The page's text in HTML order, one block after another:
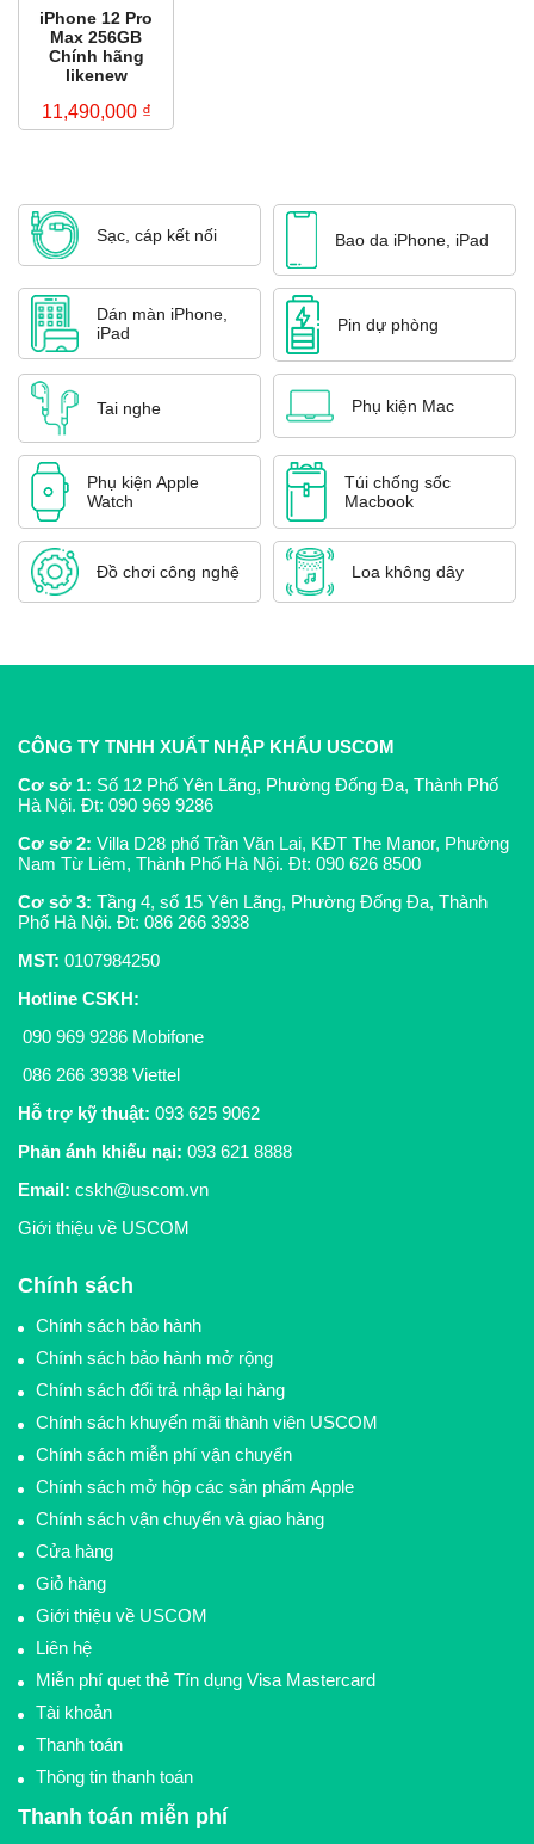
iPhone 12 Pro
Max 256GB
Chính hãng
likenew
11,490,000 ₫
Sạc, cáp kết nối Bao da iPhone, iPad
Dán màn iPhone,
iPad
Pin dự phòng
Tai nghe Phụ kiện Mac
Phụ kiện Apple
Watch
Túi chống sốc
Macbook
Đồ chơi công nghệ Loa không dây
CÔNG TY TNHH XUẤT NHẬP KHẨU USCOM
Cơ sở 1: Số 12 Phố Yên Lãng, Phường Đống Đa, Thành Phố
Hà Nội. Đt: 090 969 9286
Cơ sở 2: Villa D28 phố Trần Văn Lai, KĐT The Manor, Phường
Nam Từ Liêm, Thành Phố Hà Nội. Đt: 090 626 8500
Cơ sở 3: Tầng 4, số 15 Yên Lãng, Phường Đống Đa, Thành
Phố Hà Nội. Đt: 086 266 3938
MST: 0107984250
Hotline CSKH:
090 969 9286 Mobifone
086 266 3938 Viettel
Hỗ trợ kỹ thuật: 093 625 9062
Phản ánh khiếu nại: 093 621 8888
Email: cskh@uscom.vn
Giới thiệu về USCOM
Chính sách
Chính sách bảo hành
Chính sách bảo hành mở rộng
Chính sách đổi trả nhập lại hàng
Chính sách khuyến mãi thành viên USCOM
Chính sách miễn phí vận chuyển
Chính sách mở hộp các sản phẩm Apple
Chính sách vận chuyển và giao hàng
Cửa hàng
Giỏ hàng
Giới thiệu về USCOM
Liên hệ
Miễn phí quẹt thẻ Tín dụng Visa Mastercard
Tài khoản
Thanh toán
Thông tin thanh toán
Thanh toán miễn phí